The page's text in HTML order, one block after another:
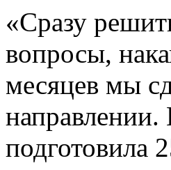
«Срaзу
вопросы,
месяцев мы
направлении.
подготовила